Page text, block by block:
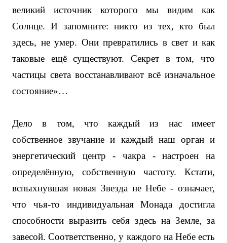
великий источник которого мы видим как
Солнце. И запомните: никто из тех, кто был
здесь, не умер. Они превратились в свет и как
таковые ещё существуют. Секрет в том, что
частицы света восстанавливают всё изначальное
состояние»…
Дело в том, что каждый из нас имеет
собственное звучание и каждый наш орган и
энергетический центр - чакра - настроен на
определённую, собственную частоту. Кстати,
вспыхнувшая новая Звезда не Небе - означает,
что чья-то индивидуальная Монада достигла
способности выразить себя здесь на Земле, за
завесой. Соответственно, у каждого на Небе есть